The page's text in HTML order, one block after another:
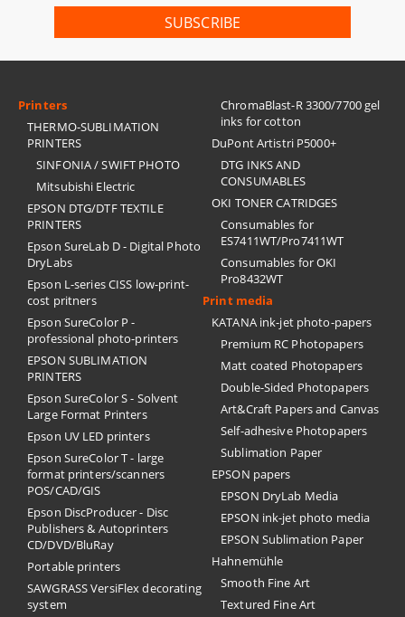
Printers
THERMO-SUBLIMATION
PRINTERS
SINFONIA / SWIFT PHOTO
Mitsubishi Electric
EPSON DTG/DTF TEXTILE
PRINTERS
Epson SureLab D - Digital Photo
DryLabs
Epson L-series CISS low-print-
cost pritners
Epson SureColor P -
professional photo-printers
EPSON SUBLIMATION
PRINTERS
Epson SureColor S - Solvent
Large Format Printers
Epson UV LED printers
Epson SureColor T - large
format printers/scanners
POS/CAD/GIS
Epson DiscProducer - Disc
Publishers & Autoprinters
CD/DVD/BluRay
Portable printers
SAWGRASS VersiFlex decorating
system
ChromaBlast-R 3300/7700 gel
inks for cotton
DuPont Artistri P5000+
DTG INKS AND
CONSUMABLES
OKI TONER CATRIDGES
Consumables for
ES7411WT/Pro7411WT
Consumables for OKI
Pro8432WT
Print media
KATANA ink-jet photo-papers
Premium RC Photopapers
Matt coated Photopapers
Double-Sided Photopapers
Art&Craft Papers and Canvas
Self-adhesive Photopapers
Sublimation Paper
EPSON papers
EPSON DryLab Media
EPSON ink-jet photo media
EPSON Sublimation Paper
Hahnemühle
Smooth Fine Art
Textured Fine Art